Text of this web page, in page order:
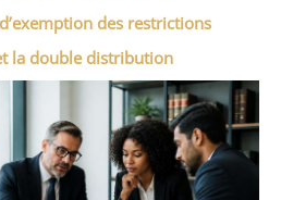
des restrictions
la double distribution